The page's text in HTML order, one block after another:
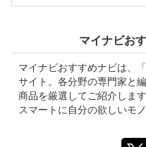
マイナビお
マイナビおすすめナビは、
サイト。各分野の専門家と
商品を厳選してご紹介しま
スマートに自分の欲しいモ